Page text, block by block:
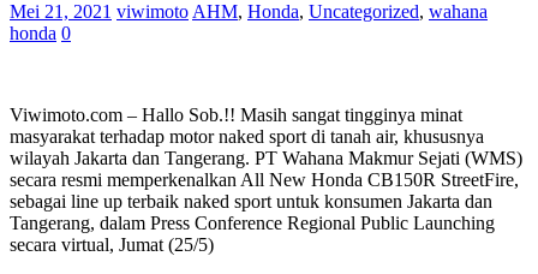
Mei 21, 2021 viwimoto AHM, Honda, Uncategorized, wahana
honda 0
Viwimoto.com – Hallo Sob.!! Masih sangat tingginya minat
masyarakat terhadap motor naked sport di tanah air, khususnya
wilayah Jakarta dan Tangerang. PT Wahana Makmur Sejati (WMS)
secara resmi memperkenalkan All New Honda CB150R StreetFire,
sebagai line up terbaik naked sport untuk konsumen Jakarta dan
Tangerang, dalam Press Conference Regional Public Launching
secara virtual, Jumat (25/5)